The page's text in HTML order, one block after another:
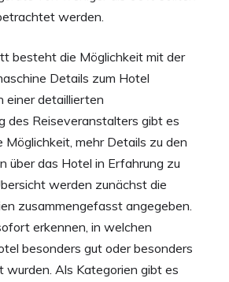
werden.
besteht die Möglichkeit mit der
Details zum Hotel
einer detaillierten
des Reiseveranstalters gibt es
mehr Details zu den
über das Hotel in Erfahrung zu
werden zunächst die
zusammengefasst angegeben.
erkennen, in welchen
besonders gut oder besonders
Als Kategorien gibt es